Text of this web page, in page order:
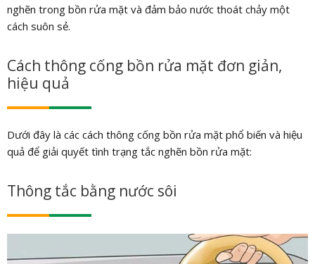
nghẽn trong bồn rửa mặt và đảm bảo nước thoát chảy một
cách suôn sẻ.
Cách thông cống bồn rửa mặt đơn giản,
hiệu quả
Dưới đây là các cách thông cống bồn rửa mặt phổ biến và hiệu
quả để giải quyết tình trạng tắc nghẽn bồn rửa mặt:
Thông tắc bằng nước sôi